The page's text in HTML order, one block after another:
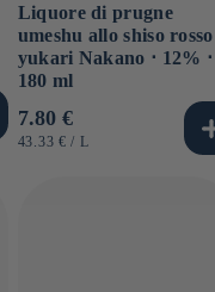
Liquore di prugne
umeshu allo shiso rosso
yukari Nakano ⋅ 12% ⋅
180 ml
Prezzo
di
7.80 €
PREZZO
43.33 € / PER
L